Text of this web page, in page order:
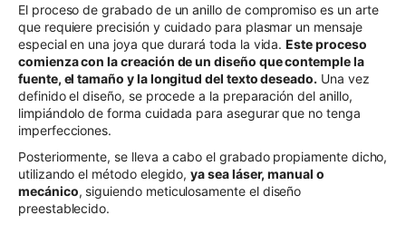
El proceso de grabado de un anillo de compromiso es un arte
que requiere precisión y cuidado para plasmar un mensaje
especial en una joya que durará toda la vida.Este proceso
comienza con la creación de un diseño que contemple la
fuente, el tamaño y la longitud del texto deseado. Una vez
definido el diseño, se procede a la preparación del anillo,
limpiándolo de forma cuidada para asegurar que no tenga
imperfecciones.
Posteriormente, se lleva a cabo el grabado propiamente dicho,
utilizando el método elegido,ya sea láser, manual o
mecánico, siguiendo meticulosamente el diseño
preestablecido.